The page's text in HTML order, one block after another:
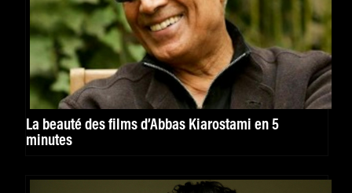
La beauté des films d’Abbas Kiarostami en 5
minutes